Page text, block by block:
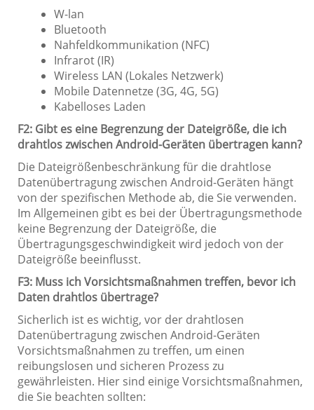
W-lan
Bluetooth
Nahfeldkommunikation (NFC)
Infrarot (IR)
Wireless LAN (Lokales Netzwerk)
Mobile Datennetze (3G, 4G, 5G)
Kabelloses Laden
F2: Gibt es eine Begrenzung der Dateigröße, die ich
drahtlos zwischen Android-Geräten übertragen kann?
Die Dateigrößenbeschränkung für die drahtlose
Datenübertragung zwischen Android-Geräten hängt
von der spezifischen Methode ab, die Sie verwenden.
Im Allgemeinen gibt es bei der Übertragungsmethode
keine Begrenzung der Dateigröße, die
Übertragungsgeschwindigkeit wird jedoch von der
Dateigröße beeinflusst.
F3: Muss ich Vorsichtsmaßnahmen treffen, bevor ich
Daten drahtlos übertrage?
Sicherlich ist es wichtig, vor der drahtlosen
Datenübertragung zwischen Android-Geräten
Vorsichtsmaßnahmen zu treffen, um einen
reibungslosen und sicheren Prozess zu
gewährleisten. Hier sind einige Vorsichtsmaßnahmen,
die Sie beachten sollten: